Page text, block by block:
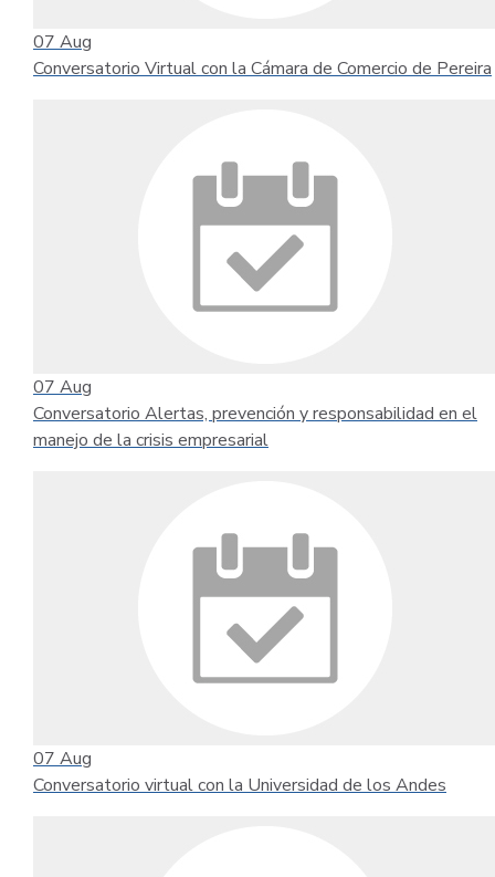
07 Aug
Conversatorio Virtual con la Cámara de Comercio de Pereira
07 Aug
Conversatorio Alertas, prevención y responsabilidad en el
manejo de la crisis empresarial
07 Aug
Conversatorio virtual con la Universidad de los Andes